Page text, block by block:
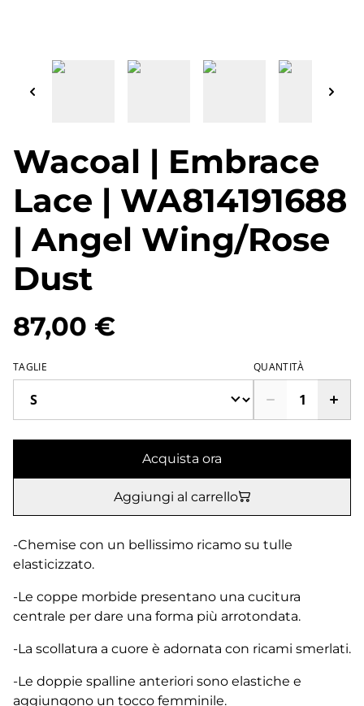
Wacoal | Embrace
Lace | WA814191688
| Angel Wing/Rose
Dust
87,00 €
TAGLIE QUANTITÀ
Acquista ora
Aggiungi al carrello
-Chemise con un bellissimo ricamo su tulle
elasticizzato.
-Le coppe morbide presentano una cucitura
centrale per dare una forma più arrotondata.
-La scollatura a cuore è adornata con ricami smerlati.
-Le doppie spalline anteriori sono elastiche e
aggiungono un tocco femminile.